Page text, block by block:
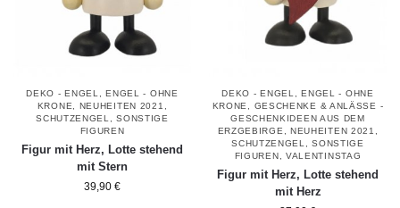
DEKO - ENGEL ,ENGEL - OHNE
KRONE
NEUHEITEN 2021
SCHUTZENGEL
,SONSTIGE
FIGUREN
Figur mit Herz, Lotte stehend
mit Stern
39,90 €
DEKO - ENGEL ,ENGEL - OHNE
KRONE
GESCHENKE & ANLÄSSE -
GESCHENKIDEEN AUS DEM
ERZGEBIRGE
NEUHEITEN 2021
SCHUTZENGEL
,SONSTIGE
FIGUREN
VALENTINSTAG
Figur mit Herz, Lotte stehend
mit Herz